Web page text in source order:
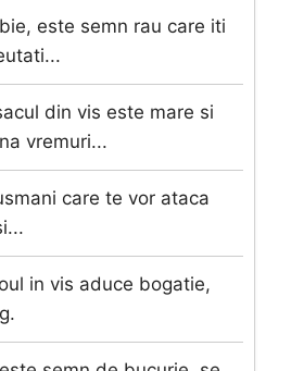
este semn rau care iti
din vis este mare si
vremuri...
care te vor ataca
in vis aduce bogatie,